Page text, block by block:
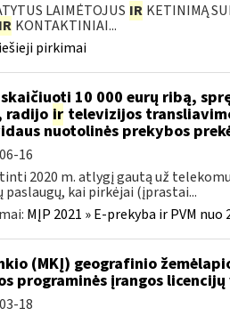
LAIMĖTOJUS IR KETINIMĄ
IR KONTAKTINIAI...
pirkimai
10 000 eurų ribą,
radijo irtelevizijos
nuotolinės prekybos
16
2020 m. atlygį gautą už
kai pirkėjai (įprastai...
MĮP 2021 » E-prekyba ir PVM nuo
(MKĮ) geografinio
programinės įrangos
18